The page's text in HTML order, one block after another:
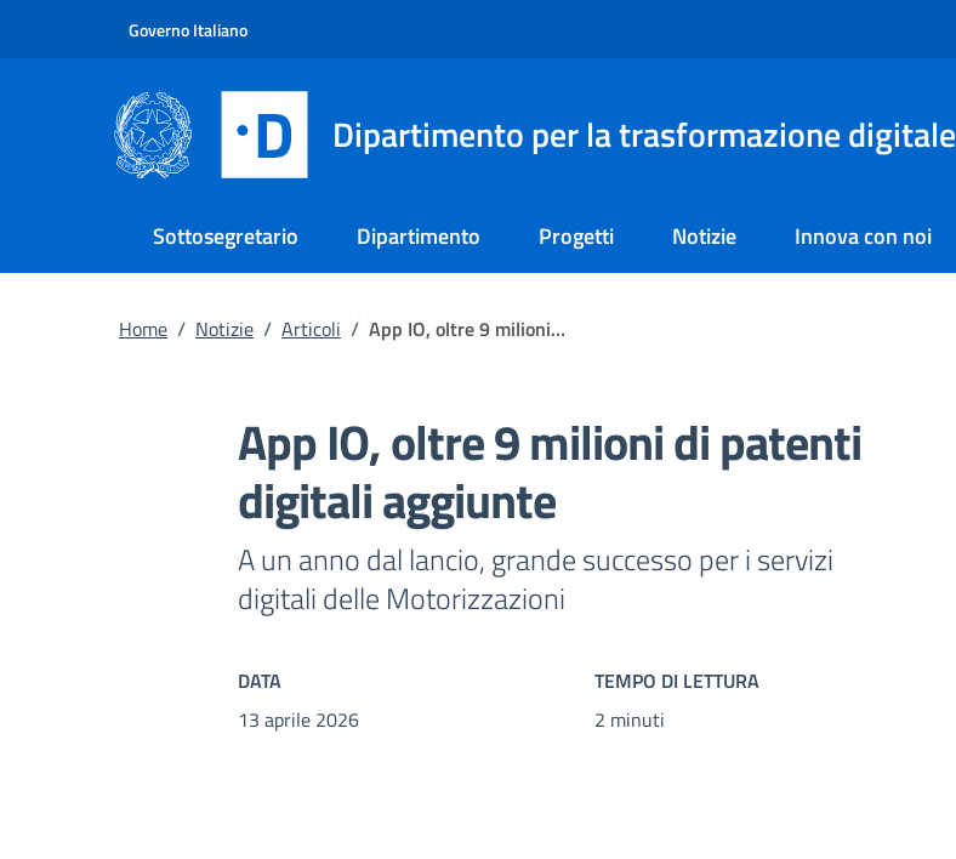
Governo Italiano
Dipartimento per la trasformazione digitale
Sottosegretario Dipartimento Progetti Notizie Innova con noi
Home / Notizie / Articoli / App IO, oltre 9 milioni…
App IO, oltre 9 milioni di patenti
digitali aggiunte
A un anno dal lancio, grande successo per i servizi
digitali delle Motorizzazioni
DATA
13 aprile 2026
TEMPO DI LETTURA
2 minuti